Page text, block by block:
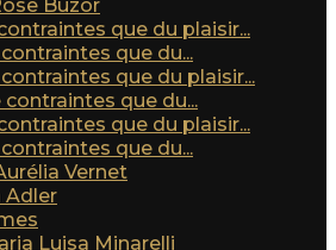
Buzor
que du plaisir...
que du...
que du plaisir...
contraintes que du...
que du plaisir...
que du...
Vernet
Adler
Luisa Minarelli